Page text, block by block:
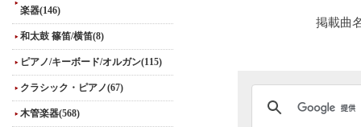
楽器(146)
和太鼓 篠笛/横笛(8)
ピアノ/キーボード/オルガン(115)
クラシック・ピアノ(67)
木管楽器(568)
掲載曲